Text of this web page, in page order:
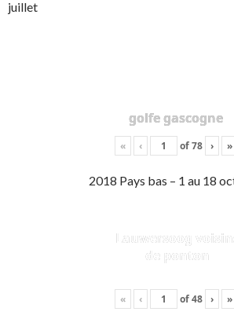
juillet
golfe gascogne
« ‹ of78 › »
2018 Pays bas – 1 au 18
Lauwersoog
de ponton
« ‹ of48 › »